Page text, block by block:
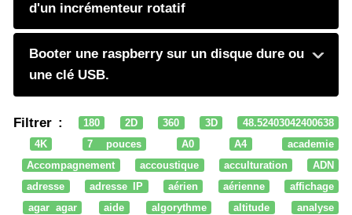
d'un incrémenteur rotatif
Booter une raspberry sur un disque dure ou
une clé USB.
Filtrer : 180 2D 360 3D
48.52403042400638
4K
7 pouces A0 A4
academie
Accompagnement
accoustique acculturation
ADN
adresse
adresse IP aérien aérienne
affichage
agar agar
aide algorythme altitude
analyse